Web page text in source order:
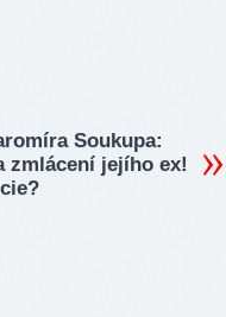
Soukupa:
zmlácení jejího ex!